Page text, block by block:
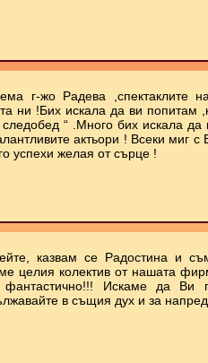
г-жо Радева ,спектаклите
ни !Бих искала да ви попитам
следобед “ .Много бих искала
актьори ! Всеки миг
успехи желая от сърце !
казвам се Радостина и
целия колектив от нашата
Искаме да Ви
в същия дух и за